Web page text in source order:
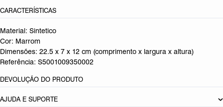
CARACTERÍSTICAS
Material: Sintetico
Cor: Marrom
Dimensões: 22.5 x 7 x 12 cm (comprimento x largura x altura)
Referência: S5001009350002
DEVOLUÇÃO DO PRODUTO
AJUDA E SUPORTE